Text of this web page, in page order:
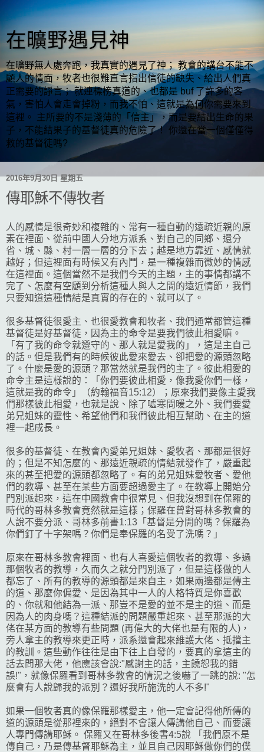
在曠野遇見神
在曠野無人處奔跑，我真實的遇見了神； 教會的講台不能不
顧人的情面，牧者也很難直言指出信徒的缺失、給出人們真
正需要的諍言； 就連標榜真道的、也都是 buf 了許多的客
氣，害怕人會走會掉粉，而我不怕、這就是為何你需要來到
這裡。 主所要的不是淺薄的「信主」，而是要結出生命的果
子，不能結果子的基督徒真的危險了！ 你還在當一個僅僅得
救的基督徒嗎?
2016年9月30日 星期五
傳耶穌不傳牧者
人的感情是很奇妙和複雜的、常有一種自動的遠疏近親的原
素在裡面、從前中國人分地方派系、對自己的同鄉、還分
省、城、縣、村一層一層的分下去；越是地方靠近、感情就
越好；但這裡面有時候又有內鬥，是一種複雜而微妙的情感
在這裡面。這個當然不是我們今天的主題，主的事情都講不
完了、怎麼有空顧到分析這種人與人之間的遠近情節，我們
只要知道這種情結是真實的存在的、就可以了。
很多基督徒很愛主、也很愛教會和牧者、我們通常都管這種
基督徒是好基督徒，因為主的命令是要我們彼此相愛嘛。
「有了我的命令就遵守的、那人就是愛我的」，這是主自己
的話。但是我們有的時候彼此愛來愛去、卻把愛的源頭忽略
了。什麼是愛的源頭？那當然就是我們的主了。彼此相愛的
命令主是這樣說的：「你們要彼此相愛，像我愛你們一樣，
這就是我的命令」（約翰福音15:12）；原來我們要像主愛我
們那樣彼此相愛，也就是說、除了噓寒問暖之外、我們要愛
弟兄姐妹的靈性、希望他們和我們彼此相互幫助、在主的道
裡一起成長。
很多的基督徒、在教會內愛弟兄姐妹、愛牧者、那都是很好
的；但是不知怎麼的、那遠近親疏的情結就發作了，嚴重起
來的甚至把愛的源頭都忽略了。有的弟兄姐妹愛牧者、愛他
們的教導、甚至在某些方面要超過愛主了。在教導上開始分
門別派起來，這在中國教會中很常見、但我沒想到在保羅的
時代的哥林多教會竟然就是這樣；保羅在曾對哥林多教會的
人說不要分派、哥林多前書1:13「基督是分開的嗎？保羅為
你們釘了十字架嗎？你們是奉保羅的名受了洗嗎？」
原來在哥林多教會裡面、也有人喜愛這個牧者的教導、多過
那個牧者的教導，久而久之就分門別派了，但是這樣做的人
都忘了、所有的教導的源頭都是來自主，如果兩邊都是傳主
的道、那麼你偏愛、是因為其中一人的人格特質是你喜歡
的、你就和他結為一派、那豈不是愛的並不是主的道、而是
因為人的肉身嗎？這種結派的問題嚴重起來、甚至那派的大
佬在某方面的教導有些問題 (再偉大的大佬也是有限的人)，
旁人拿主的教導來更正時，派系還會起來維護大佬、抵擋主
的教訓。這些動作往往是由下往上自發的，要真的拿這主的
話去問那大佬，他應該會說:"感謝主的話，主饒恕我的錯
誤!"，就像保羅看到哥林多教會的情況之後嚇了一跳的說: "怎
麼會有人說歸我的派別？還好我所施洗的人不多!"
如果一個牧者真的像保羅那樣愛主，他一定會記得他所傳的
道的源頭是從那裡來的，絕對不會讓人傳講他自己、而要讓
人專門傳講耶穌。 保羅又在哥林多後書4:5說 「我們原不是
傳自己，乃是傳基督耶穌為主，並且自己因耶穌做你們的僕